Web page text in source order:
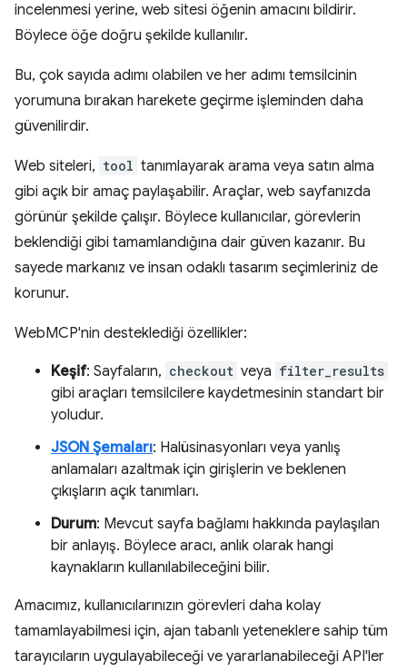
incelenmesi yerine, web sitesi öğenin amacını bildirir.
Böylece öğe doğru şekilde kullanılır.
Bu, çok sayıda adımı olabilen ve her adımı temsilcinin
yorumuna bırakan harekete geçirme işleminden daha
güvenilirdir.
Web siteleri, tool tanımlayarak arama veya satın alma
gibi açık bir amaç paylaşabilir. Araçlar, web sayfanızda
görünür şekilde çalışır. Böylece kullanıcılar, görevlerin
beklendiği gibi tamamlandığına dair güven kazanır. Bu
sayede markanız ve insan odaklı tasarım seçimleriniz de
korunur.
WebMCP'nin desteklediği özellikler:
Keşif: Sayfaların, checkout veya filter_results
gibi araçları temsilcilere kaydetmesinin standart bir
yoludur.
JSON Şemaları: Halüsinasyonları veya yanlış
anlamaları azaltmak için girişlerin ve beklenen
çıkışların açık tanımları.
Durum: Mevcut sayfa bağlamı hakkında paylaşılan
bir anlayış. Böylece aracı, anlık olarak hangi
kaynakların kullanılabileceğini bilir.
Amacımız, kullanıcılarınızın görevleri daha kolay
tamamlayabilmesi için, ajan tabanlı yeteneklere sahip tüm
tarayıcıların uygulayabileceği ve yararlanabileceği API'ler